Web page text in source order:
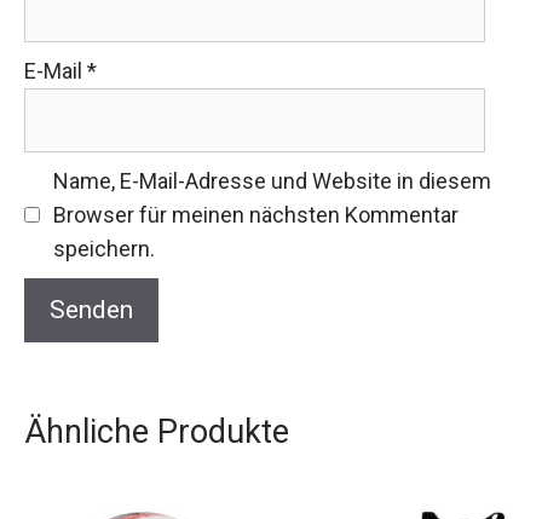
E-Mail *
Name, E-Mail-Adresse und Website in diesem
Browser für meinen nächsten Kommentar
speichern.
Ähnliche Produkte